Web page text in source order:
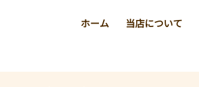
ホーム 当店について